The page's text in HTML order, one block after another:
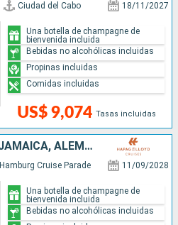
Ciudad del Cabo 18/11/2027
US$ 9,074 Tasas incluidas
Una botella de champagne de
bienvenida incluida
Bebidas no alcohólicas incluidas
Propinas incluidas
Comidas incluidas
REINO UNIDO, IRLANDA, JAMAICA, ALEMANIA
Hamburg Cruise Parade 11/09/2028
Una botella de champagne de
bienvenida incluida
Bebidas no alcohólicas incluidas